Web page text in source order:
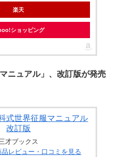
楽天
ショッピング
ニュアル」、改訂版が発売
式世界征服マニュアル
改訂版
才ブックス
レビュー・口コミを見る